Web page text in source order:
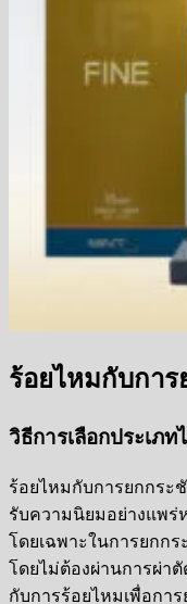
ร้อยไหมกับกา
วิธีการเลือกประเภ
ร้อยไหมกับการยกกระ
รับความนิยมอย่างแพร่
โดยเฉพาะในการยกก
โดยไม่ต้องผ่านการผ่า
กับการร้อยไหมเพื่อกา